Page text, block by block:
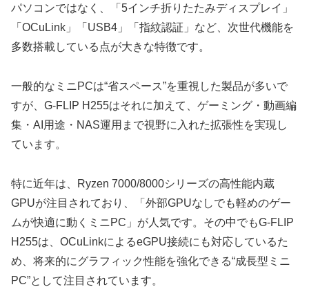
パソコンではなく、「5インチ折りたたみディスプレイ」
「OCuLink」「USB4」「指紋認証」など、次世代機能を
多数搭載している点が大きな特徴です。
一般的なミニPCは“省スペース”を重視した製品が多いで
すが、G-FLIP H255はそれに加えて、ゲーミング・動画編
集・AI用途・NAS運用まで視野に入れた拡張性を実現し
ています。
特に近年は、Ryzen 7000/8000シリーズの高性能内蔵
GPUが注目されており、「外部GPUなしでも軽めのゲー
ムが快適に動くミニPC」が人気です。その中でもG-FLIP
H255は、OCuLinkによるeGPU接続にも対応しているた
め、将来的にグラフィック性能を強化できる“成長型ミニ
PC”として注目されています。